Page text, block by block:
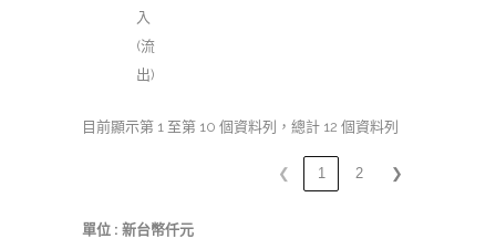
入
(流
出)
目前顯示第 1 至第 10 個資料列，總計 12 個資料列
❮ 1 2 ❯
單位 : 新台幣仟元